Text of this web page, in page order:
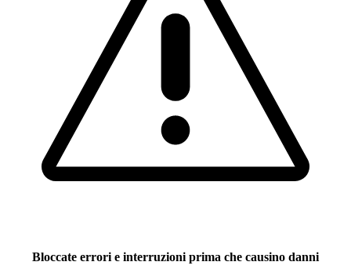
Bloccate errori e interruzioni prima che causino danni